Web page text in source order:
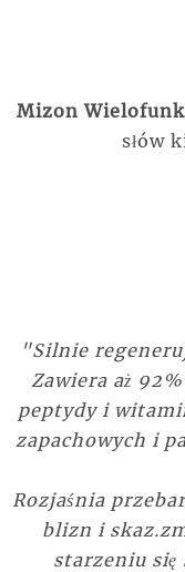
Mizon
słów
"Silnie
Zawiera aż
peptydy i
zapachowych i
Rozjaśnia
blizn i
starzeniu się